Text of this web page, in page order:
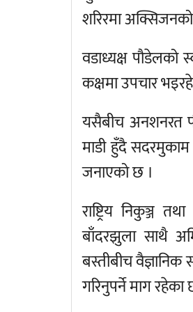
शरिरमा
वडाध्यक्ष पौडेलको
कक्षमा उपचार
यसैबीच अनशनरत
माडी हुँदै सदरमुकाम
जनाएको छ ।
राष्ट्रिय निकुञ्ज
बाँदरझुला साथै
बस्तीबीच वैज्ञानिक
गरिनुपर्ने माग रहेका